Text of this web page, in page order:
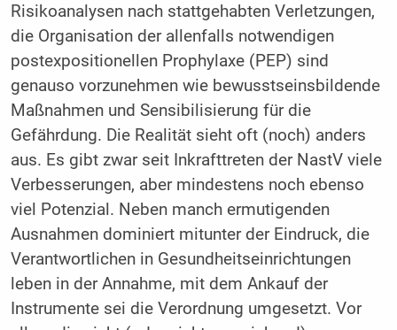
Risikoanalysen nach stattgehabten Verletzungen,
die Organisation der allenfalls notwendigen
postexpositionellen Prophylaxe (PEP) sind
genauso vorzunehmen wie bewusstseinsbildende
Maßnahmen und Sensibilisierung für die
Gefährdung. Die Realität sieht oft (noch) anders
aus. Es gibt zwar seit Inkrafttreten der NastV viele
Verbesserungen, aber mindestens noch ebenso
viel Potenzial. Neben manch ermutigenden
Ausnahmen dominiert mitunter der Eindruck, die
Verantwortlichen in Gesundheitseinrichtungen
leben in der Annahme, mit dem Ankauf der
Instrumente sei die Verordnung umgesetzt. Vor